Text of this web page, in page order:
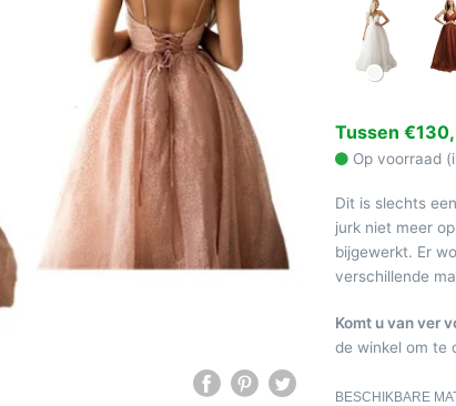
Tussen
Op voorraad
Dit is slechts
jurk niet meer
bijgewerkt. Er
verschillende
Komt u van ver
de winkel om te
BESCHIKBARE